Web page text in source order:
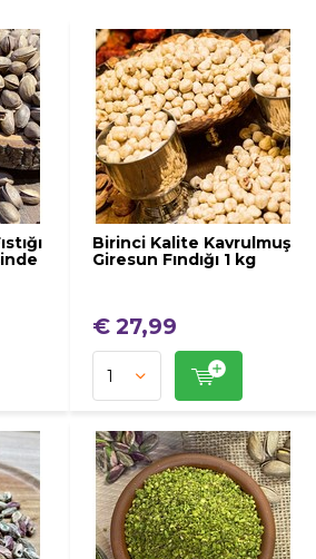
Birinci Kalite Kavrulmuş
Giresun Fındığı 1 kg
€ 27,99